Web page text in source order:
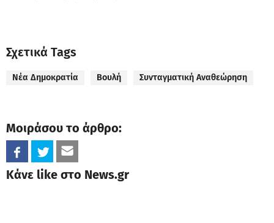
Σχετικά Tags
Νέα Δημοκρατία Βουλή Συνταγματική Αναθεώρηση
Μοιράσου το άρθρο:
Κάνε like στο News.gr